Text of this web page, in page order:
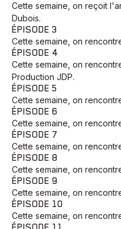
Cette semaine, on reçoit
Dubois.
ÉPISODE 3
Cette semaine, on
ÉPISODE 4
Cette semaine, on
Production JDP.
ÉPISODE 5
Cette semaine, on
ÉPISODE 6
Cette semaine, on
ÉPISODE 7
Cette semaine, on
ÉPISODE 8
Cette semaine, on
ÉPISODE 9
Cette semaine, on
ÉPISODE 10
Cette semaine, on